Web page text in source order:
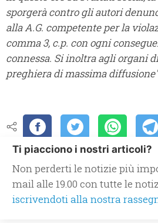
sporgerà contro gli autori
alla A.G. competente per la
comma 3, c.p. con ogni
connessa. Si inoltra agli organi
preghiera di massima
Ti piacciono i nostri articoli?
Non perderti le notizie più
mail alle 19.00 con tutte le
iscrivendoti alla nostra